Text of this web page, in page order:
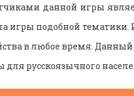
данной игры
игры подобной
в любое время.
русскоязычного